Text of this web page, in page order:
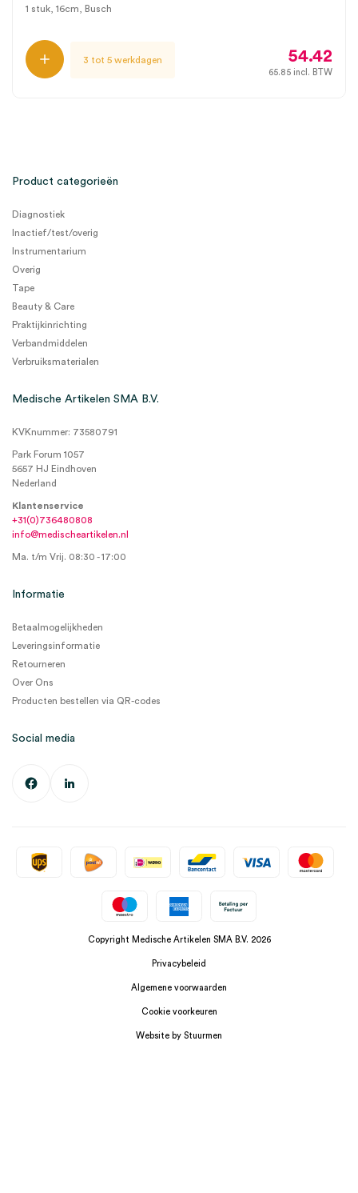
1 stuk, 16cm, Busch
3 tot 5 werkdagen 54.42
65.85 incl. BTW
Product categorieën
Diagnostiek
Inactief/test/overig
Instrumentarium
Overig
Tape
Beauty & Care
Praktijkinrichting
Verbandmiddelen
Verbruiksmaterialen
Medische Artikelen SMA B.V.
KVKnummer: 73580791
Park Forum 1057
5657 HJ Eindhoven
Nederland
Klantenservice
+31(0)736480808
info@medischeartikelen.nl
Ma. t/m Vrij. 08:30 - 17:00
Informatie
Betaalmogelijkheden
Leveringsinformatie
Retourneren
Over Ons
Producten bestellen via QR-codes
Social media
Copyright Medische Artikelen SMA B.V. 2026
Privacybeleid
Algemene voorwaarden
Cookie voorkeuren
Website by Stuurmen